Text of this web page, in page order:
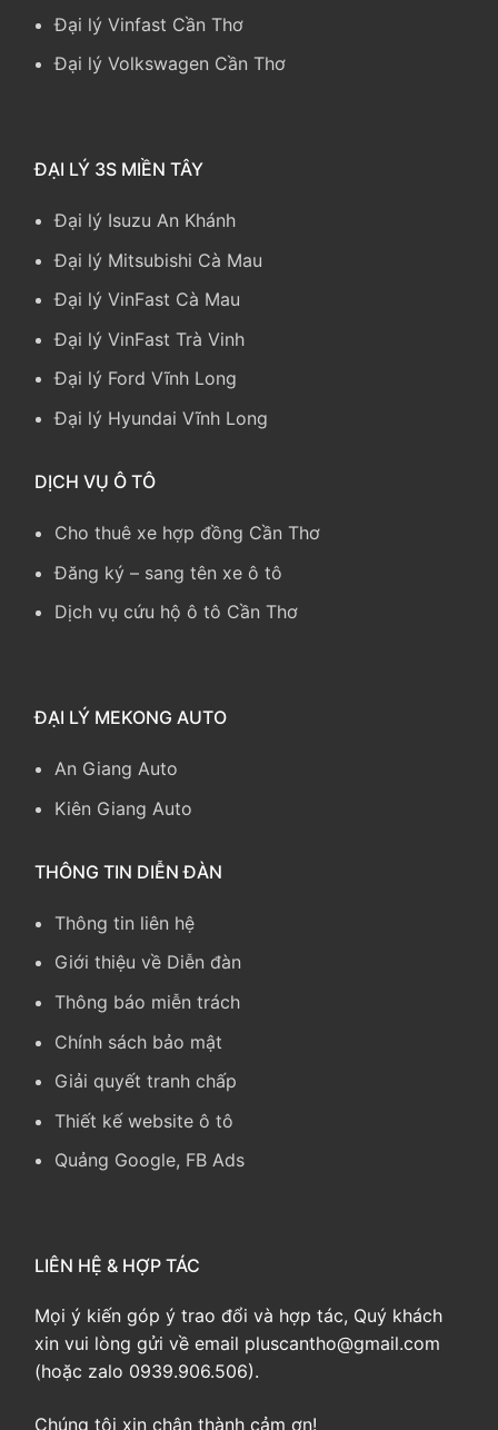
Đại lý Vinfast Cần Thơ
Đại lý Volkswagen Cần Thơ
ĐẠI LÝ 3S MIỀN TÂY
Đại lý Isuzu An Khánh
Đại lý Mitsubishi Cà Mau
Đại lý VinFast Cà Mau
Đại lý VinFast Trà Vinh
Đại lý Ford Vĩnh Long
Đại lý Hyundai Vĩnh Long
DỊCH VỤ Ô TÔ
Cho thuê xe hợp đồng Cần Thơ
Đăng ký – sang tên xe ô tô
Dịch vụ cứu hộ ô tô Cần Thơ
ĐẠI LÝ MEKONG AUTO
An Giang Auto
Kiên Giang Auto
THÔNG TIN DIỄN ĐÀN
Thông tin liên hệ
Giới thiệu về Diễn đàn
Thông báo miễn trách
Chính sách bảo mật
Giải quyết tranh chấp
Thiết kế website ô tô
Quảng Google, FB Ads
LIÊN HỆ & HỢP TÁC
Mọi ý kiến góp ý trao đổi và hợp tác, Quý khách
xin vui lòng gửi về email pluscantho@gmail.com
(hoặc zalo 0939.906.506).
Chúng tôi xin chân thành cảm ơn!